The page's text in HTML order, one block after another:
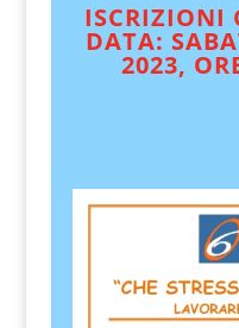
ISCRIZIONI
DATA:
2023,